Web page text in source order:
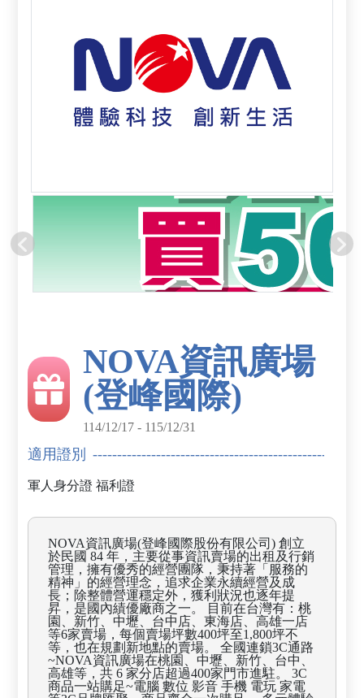
NOVA資訊廣場
(登峰國際)
114/12/17 - 115/12/31
適用證別
軍人身分證 福利證
NOVA資訊廣場(登峰國際股份有限公司) 創立
於民國 84 年，主要從事資訊賣場的出租及行銷
管理，擁有優秀的經營團隊，秉持著「服務的
精神」的經營理念，追求企業永續經營及成
長；除整體營運穩定外，獲利狀況也逐年提
昇，是國內績優廠商之一。 目前在台灣有：桃
園、新竹、中壢、台中店、東海店、高雄一店
等6家賣場，每個賣場坪數400坪至1,800坪不
等，也在規劃新地點的賣場。 全國連鎖3C通路
~NOVA資訊廣場在桃園、中壢、新竹、台中、
高雄等，共 6 家分店超過400家門市進駐。 3C
商品一站購足~電腦 數位 影音 手機 電玩 家電